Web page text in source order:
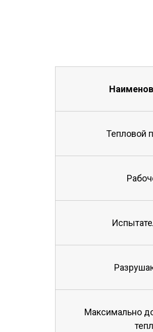
Тепловой
Максимально